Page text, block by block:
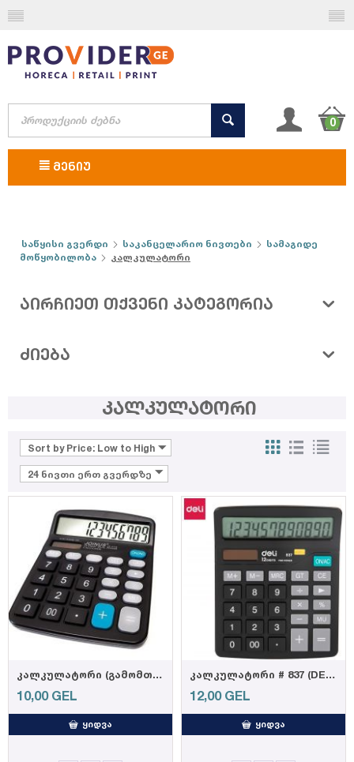
0
ᲛᲔᲜᲘᲣ
საწყისი გვერდი საკანცელარიო ნივთები
სამაგიდე
მოწყობილობა
კალკულატორი
ᲐᲘᲠᲩᲘᲔᲗ ᲗᲥᲕᲔᲜᲘ ᲙᲐᲢᲔᲒᲝᲠᲘᲐ
ᲫᲘᲔᲑᲐ
კალკულატორი
Sort by Price: Low to High
24 ნივთი ერთ გვერდზე
კალკულატორი (გამომთვლელი)12 თანრიგიანი JS-837/900383
10,00 GEL
ᲧᲘᲓᲕᲐ
კალკულატორი # 837 (DELI) (6921734908377)
12,00 GEL
ᲧᲘᲓᲕᲐ